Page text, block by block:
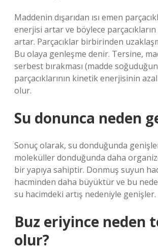
Maddenin dışarıdan ısı emen
enerjisi artar ve böylece parçacıkların
artar. Parçacıklar birbirinden
Bu olaya genleşme denir. Tersine,
serbest bırakması (madde
parçacıklarının kinetik enerjisinin
olur.
Su donunca neden
Sonuç olarak, su donduğunda
moleküller donduğunda daha
bir yapıya sahiptir. Donmuş suyun
hacminden daha büyüktür ve bu
su hacimdeki artış nedeniyle genişler.
Buz eriyince neden
olur?